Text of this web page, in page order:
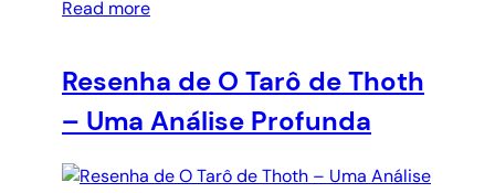
Read more
Resenha de O Tarô de Thoth
– Uma Análise Profunda